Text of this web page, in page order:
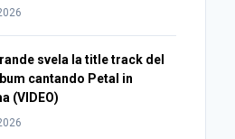
svela la title track del
cantando Petal in
(VIDEO)